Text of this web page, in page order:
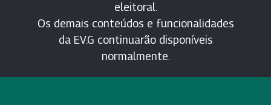
eleitoral.
Os demais conteúdos e funcionalidades
da EV.G continuarão disponíveis
normalmente.